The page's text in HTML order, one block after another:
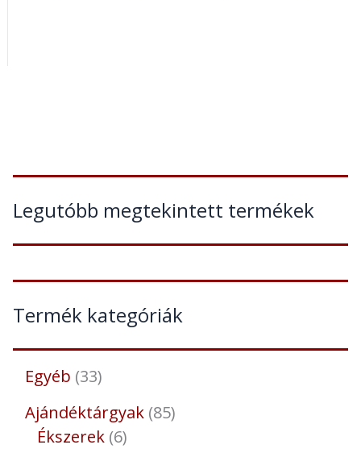
Legutóbb megtekintett termékek
Termék kategóriák
Egyéb 33
Ajándéktárgyak 85
Ékszerek 6